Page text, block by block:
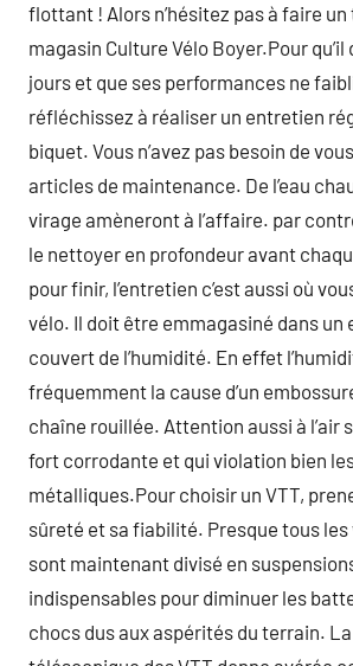
flottant ! Alors n’hésitez pas à faire
magasin Culture Vélo Boyer.Pour
jours et que ses performances ne
réfléchissez à réaliser un entretien
biquet. Vous n’avez pas besoin de
articles de maintenance. De l’eau
virage amèneront à l’affaire. par
le nettoyer en profondeur avant
pour finir, l’entretien c’est aussi où
vélo. Il doit être emmagasiné dans un
couvert de l’humidité. En effet
fréquemment la cause d’un
chaîne rouillée. Attention aussi à l’air
fort corrodante et qui violation bien
métalliques.Pour choisir un VTT,
sûreté et sa fiabilité. Presque tous les
sont maintenant divisé en
indispensables pour diminuer les
chocs dus aux aspérités du terrain.